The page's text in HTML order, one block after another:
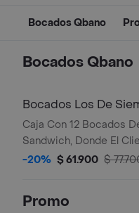
Bocados Qbano
Bocados Qbano
Bocados Los De
Caja Con 12 Bocados
Sandwich, Donde El
Escoger 3 Sabores
BBQ).
-20% $ 61.900 $
Promo